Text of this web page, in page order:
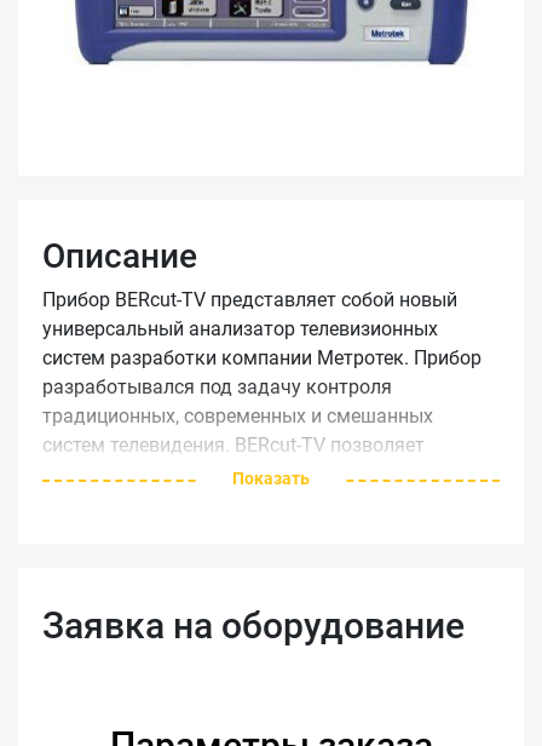
Описание
Прибор BERcut-TV представляет собой новый
универсальный анализатор телевизионных
систем разработки компании Метротек. Прибор
разработывался под задачу контроля
традиционных, современных и смешанных
систем телевидения. BERcut-TV позволяет
выполнить все необходимые измерения для
Анализатор спектра
Анализатор сигналов цифрового
Показать
Заявка на оборудование